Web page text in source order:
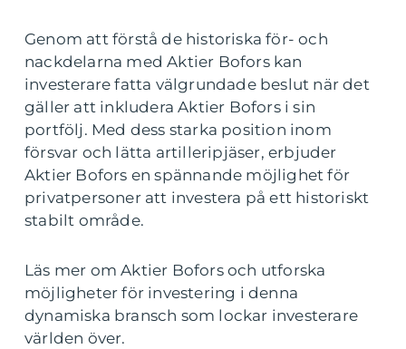
Genom att förstå de historiska för- och
nackdelarna med Aktier Bofors kan
investerare fatta välgrundade beslut när det
gäller att inkludera Aktier Bofors i sin
portfölj. Med dess starka position inom
försvar och lätta artilleripjäser, erbjuder
Aktier Bofors en spännande möjlighet för
privatpersoner att investera på ett historiskt
stabilt område.
Läs mer om Aktier Bofors och utforska
möjligheter för investering i denna
dynamiska bransch som lockar investerare
världen över.